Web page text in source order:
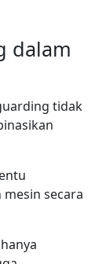
dalam
tidak
secara